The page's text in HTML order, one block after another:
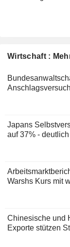
Wirtschaft :
Japans
auf 37% -
Warshs Kurs mit
Chinesische und
Exporte stützen